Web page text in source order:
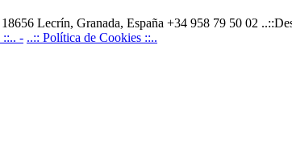
Lecrín, Granada, España +34 958 79 50 02
::.. - ..:: Política de Cookies ::..